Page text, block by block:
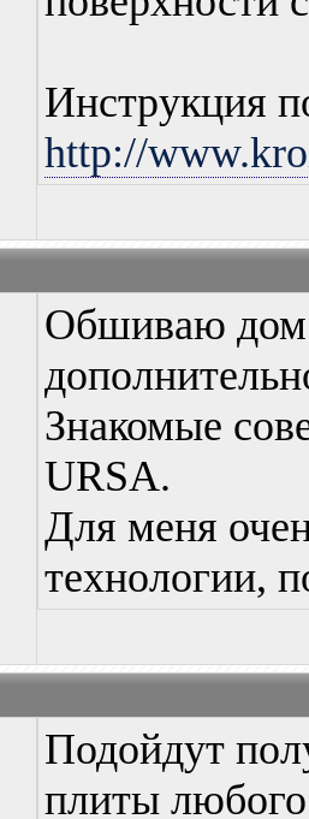
Инструкция
http://
Обшиваю дом
Знакомые
URSA.
Для меня
технологии,
Подойдут
плиты любого